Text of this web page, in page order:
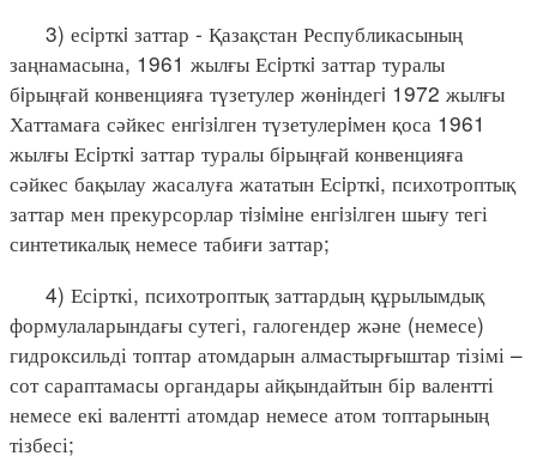
3) есiрткi заттар - Қазақстан Республикасының
заңнамасына, 1961 жылғы Есiрткi заттар туралы
бiрыңғай конвенцияға түзетулер жөнiндегi 1972 жылғы
Хаттамаға сәйкес енгiзiлген түзетулерiмен қоса 1961
жылғы Есiрткi заттар туралы бiрыңғай конвенцияға
сәйкес бақылау жасалуға жататын Есiрткi, психотроптық
заттар мен прекурсорлар тiзiмiне енгiзiлген шығу тегі
синтетикалық немесе табиғи заттар;
4) Есірткі, психотроптық заттардың құрылымдық
формулаларындағы сутегі, галогендер және (немесе)
гидроксильді топтар атомдарын алмастырғыштар тізімі –
сот сараптамасы органдары айқындайтын бір валентті
немесе екі валентті атомдар немесе атом топтарының
тізбесі;